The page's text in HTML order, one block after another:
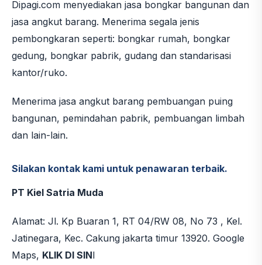
Dipagi.com menyediakan jasa bongkar bangunan dan
jasa angkut barang. Menerima segala jenis
pembongkaran seperti: bongkar rumah, bongkar
gedung, bongkar pabrik, gudang dan standarisasi
kantor/ruko.
Menerima jasa angkut barang pembuangan puing
bangunan, pemindahan pabrik, pembuangan limbah
dan lain-lain.
Silakan kontak kami untuk penawaran terbaik.
PT Kiel Satria Muda
Alamat: Jl. Kp Buaran 1, RT 04/RW 08, No 73 , Kel.
Jatinegara, Kec. Cakung jakarta timur 13920. Google
Maps, KLIK DI SINI